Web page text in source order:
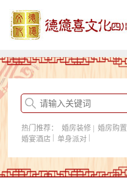
首页
婚庆
婚庆酒店
婚房购置
我是婚庆人
热门推荐： 婚房装修| 婚房购置
婚宴酒店| 单身派对|